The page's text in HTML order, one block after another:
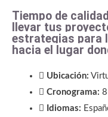
Tiempo de
llevar tus
estrategias para
hacia el lugar
Ubicación:
Cronograma:
Idiomas: